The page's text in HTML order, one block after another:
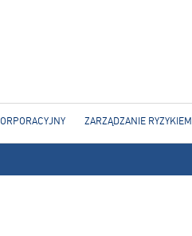
ZARZĄDZANIE RYZYKIEM